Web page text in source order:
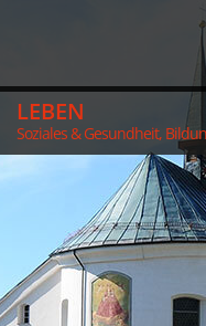
LEBEN
Soziales & Gesundheit,